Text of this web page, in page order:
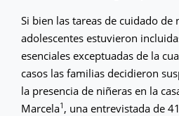
Si bien las tareas de cuidado de
adolescentes estuvieron
esenciales exceptuadas de la
casos las familias decidieron
la presencia de niñeras en la
Marcela1 , una entrevistada de